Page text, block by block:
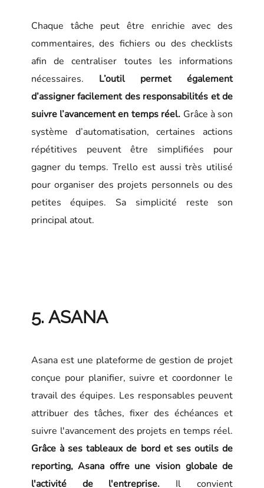
Chaque tâche peut être enrichie avec des
commentaires, des fichiers ou des checklists
afin de centraliser toutes les informations
nécessaires. L’outil permet également
d’assigner facilement des responsabilités et de
suivre l’avancement en temps réel. Grâce à son
système d’automatisation, certaines actions
répétitives peuvent être simplifiées pour
gagner du temps. Trello est aussi très utilisé
pour organiser des projets personnels ou des
petites équipes. Sa simplicité reste son
principal atout.
5. ASANA
Asana est une plateforme de gestion de projet
conçue pour planifier, suivre et coordonner le
travail des équipes. Les responsables peuvent
attribuer des tâches, fixer des échéances et
suivre l'avancement des projets en temps réel.
Grâce à ses tableaux de bord et ses outils de
reporting, Asana offre une vision globale de
l'activité de l'entreprise. Il convient